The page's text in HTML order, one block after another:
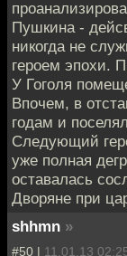
Пушкина -
никогда не
героем эпохи.
У Гоголя
Впочем, в
годам и
Следующий
уже полная
оставалась
Дворяне при
shhmn »
#50 | 11.01.13